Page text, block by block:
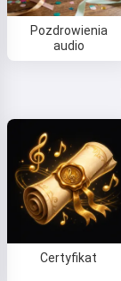
Pozdrowienia
audio
Certyfikat